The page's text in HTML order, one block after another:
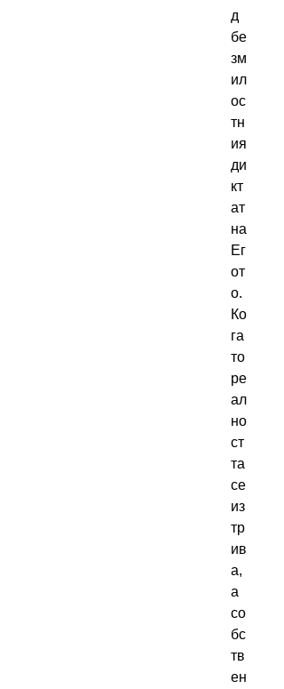
д
бе
зм
ил
ос
тн
ия
ди
кт
ат
на
Ег
от
о.
Ко
га
то
ре
ал
но
ст
та
се
из
тр
ив
а,
а
со
бс
тв
ен